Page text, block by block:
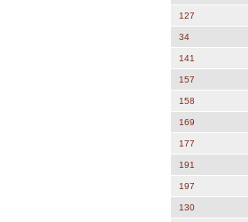
127
34
141
157
158
169
177
191
197
130